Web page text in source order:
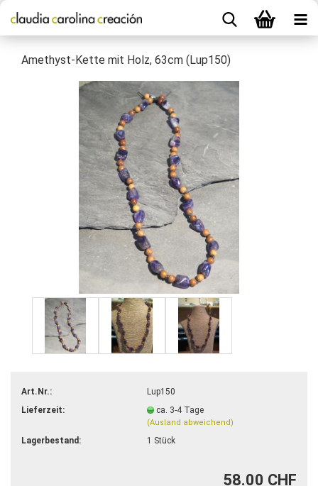
Amethyst-Kette mit Holz, 63cm (Lup150)
Art.Nr.:
Lup150
Lieferzeit:
ca. 3-4 Tage
(Ausland abweichend)
Lagerbestand: 1 Stück
58.00 CHF